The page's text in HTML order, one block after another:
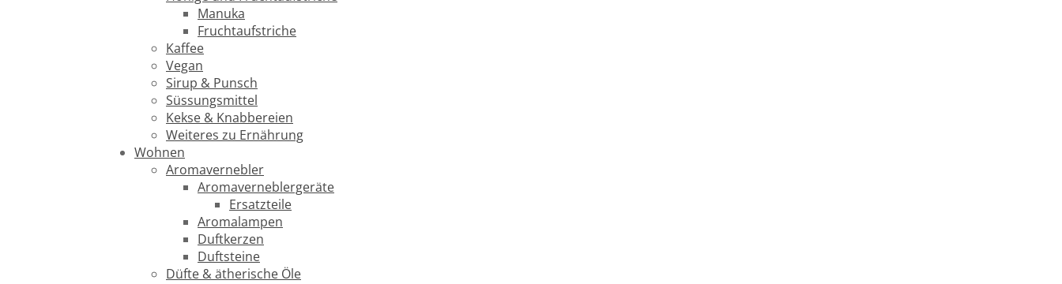
Manuka
Fruchtaufstriche
Kaffee
Vegan
Sirup & Punsch
Süssungsmittel
Kekse & Knabbereien
Weiteres zu Ernährung
Wohnen
Aromavernebler
Aromaverneblergeräte
Ersatzteile
Aromalampen
Duftkerzen
Duftsteine
Düfte & ätherische Öle